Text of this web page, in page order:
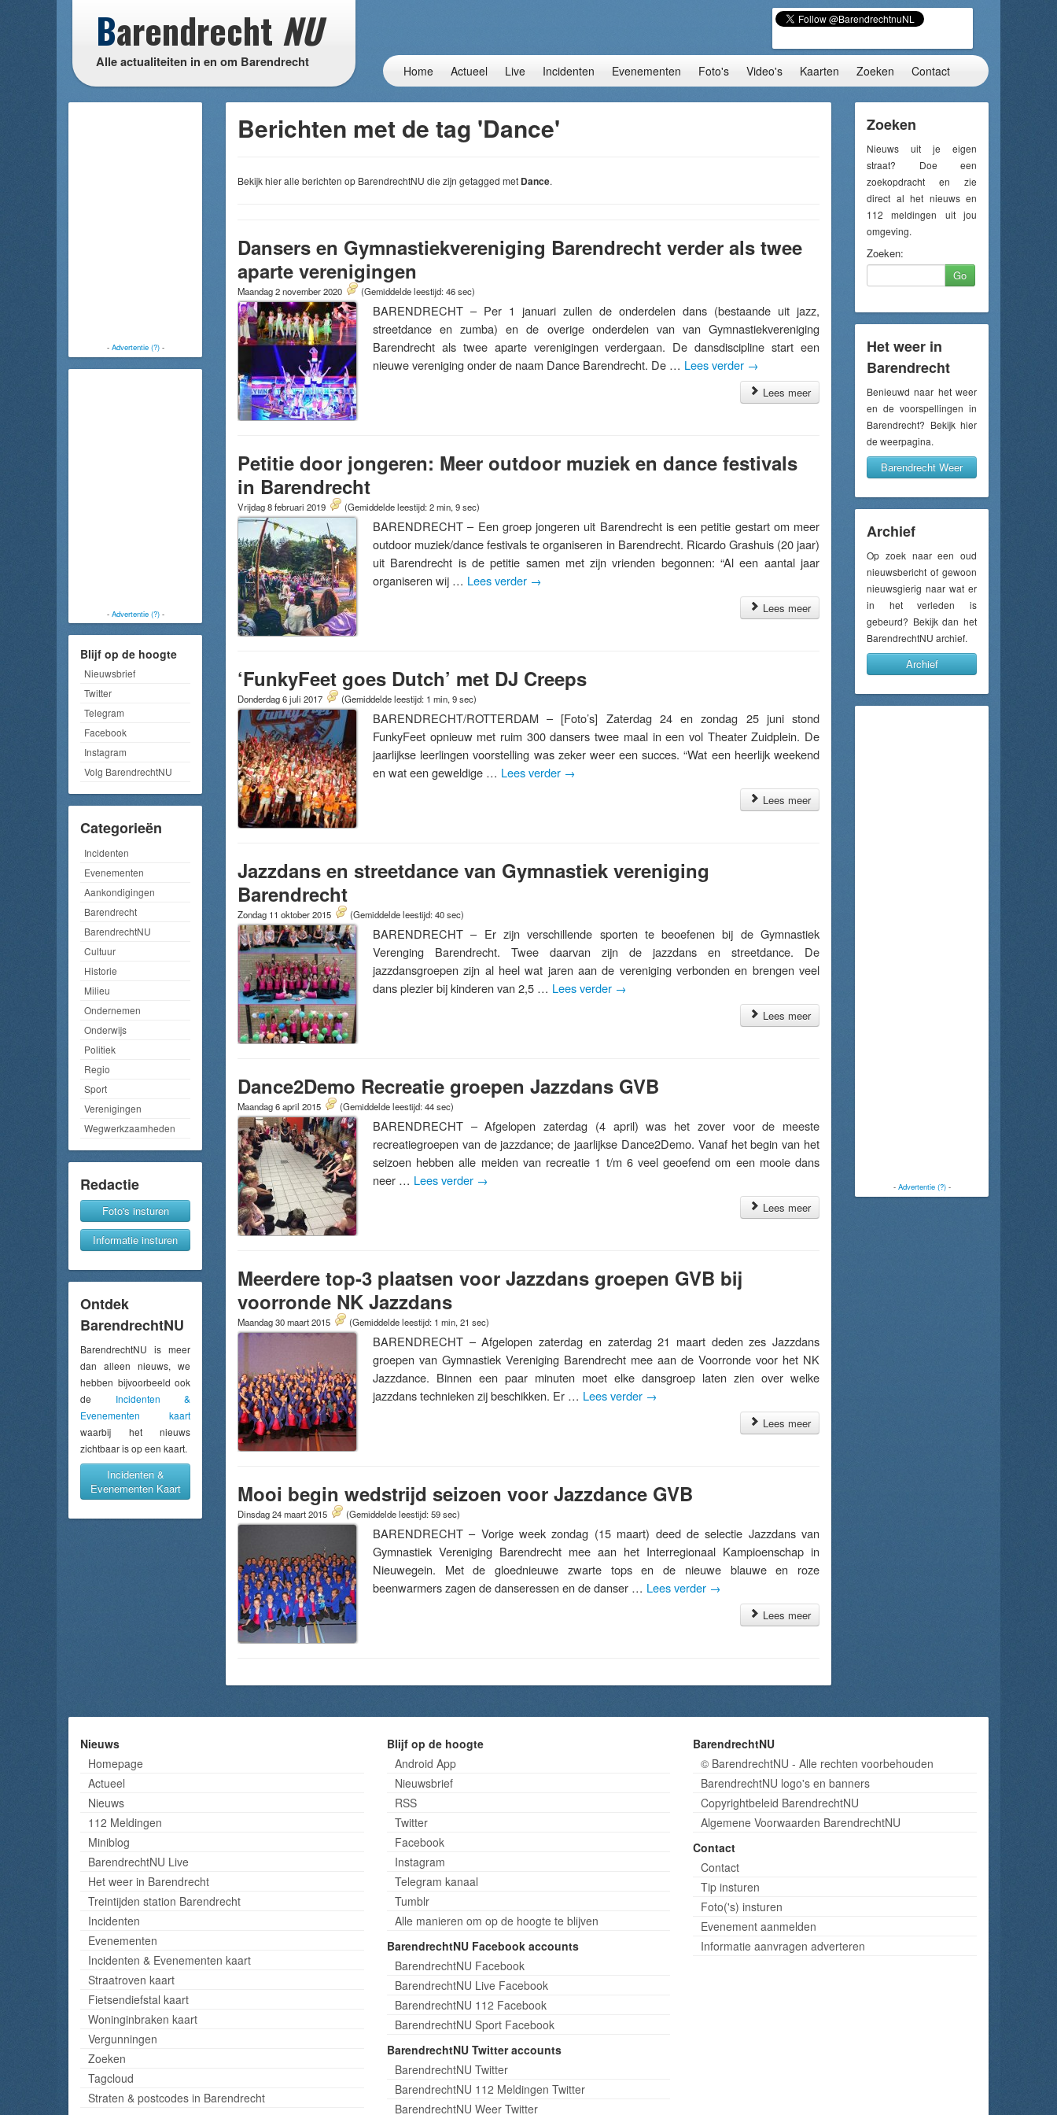
Barendrecht NU
Alle actualiteiten in en om Barendrecht
Home Actueel Live Incidenten Evenementen Foto's Video's Kaarten Zoeken Contact
- Advertentie (?)-
- Advertentie (?)-
Blijf op de hoogte
Nieuwsbrief
Twitter
Telegram
Facebook
Instagram
Volg BarendrechtNU
Categorieën
Incidenten
Evenementen
Aankondigingen
Barendrecht
BarendrechtNU
Cultuur
Historie
Milieu
Ondernemen
Onderwijs
Politiek
Regio
Sport
Verenigingen
Wegwerkzaamheden
Redactie
Foto's insturen
Informatie insturen
Ontdek
BarendrechtNU
BarendrechtNU is meer
dan alleen nieuws, we
hebben bijvoorbeeld ook
de Incidenten &
Evenementen kaart
waarbij het nieuws
zichtbaar is op een kaart.
Incidenten &
Evenementen Kaart
Berichten met de tag 'Dance'
Bekijk hier alle berichten op BarendrechtNU die zijn getagged met Dance.
Dansers en Gymnastiekvereniging Barendrecht verder als twee
aparte verenigingen
Maandag 2 november 2020 (Gemiddelde leestijd: 46 sec)
BARENDRECHT – Per 1 januari zullen de onderdelen dans (bestaande uit jazz,
streetdance en zumba) en de overige onderdelen van van Gymnastiekvereniging
Barendrecht als twee aparte verenigingen verdergaan. De dansdiscipline start een
nieuwe vereniging onder de naam Dance Barendrecht. De … Lees verder →
Lees meer
Petitie door jongeren: Meer outdoor muziek en dance festivals
in Barendrecht
Vrijdag 8 februari 2019 (Gemiddelde leestijd: 2 min, 9 sec)
BARENDRECHT – Een groep jongeren uit Barendrecht is een petitie gestart om meer
outdoor muziek/dance festivals te organiseren in Barendrecht. Ricardo Grashuis (20 jaar)
uit Barendrecht is de petitie samen met zijn vrienden begonnen: “Al een aantal jaar
organiseren wij … Lees verder →
Lees meer
‘FunkyFeet goes Dutch’ met DJ Creeps
Donderdag 6 juli 2017 (Gemiddelde leestijd: 1 min, 9 sec)
BARENDRECHT/ROTTERDAM – [Foto’s] Zaterdag 24 en zondag 25 juni stond
FunkyFeet opnieuw met ruim 300 dansers twee maal in een vol Theater Zuidplein. De
jaarlijkse leerlingen voorstelling was zeker weer een succes. “Wat een heerlijk weekend
en wat een geweldige … Lees verder →
Lees meer
Jazzdans en streetdance van Gymnastiek vereniging
Barendrecht
Zondag 11 oktober 2015 (Gemiddelde leestijd: 40 sec)
BARENDRECHT – Er zijn verschillende sporten te beoefenen bij de Gymnastiek
Verenging Barendrecht. Twee daarvan zijn de jazzdans en streetdance. De
jazzdansgroepen zijn al heel wat jaren aan de vereniging verbonden en brengen veel
dans plezier bij kinderen van 2,5 … Lees verder →
Lees meer
Dance2Demo Recreatie groepen Jazzdans GVB
Maandag 6 april 2015 (Gemiddelde leestijd: 44 sec)
BARENDRECHT – Afgelopen zaterdag (4 april) was het zover voor de meeste
recreatiegroepen van de jazzdance; de jaarlijkse Dance2Demo. Vanaf het begin van het
seizoen hebben alle meiden van recreatie 1 t/m 6 veel geoefend om een mooie dans
neer … Lees verder →
Lees meer
Meerdere top-3 plaatsen voor Jazzdans groepen GVB bij
voorronde NK Jazzdans
Maandag 30 maart 2015 (Gemiddelde leestijd: 1 min, 21 sec)
BARENDRECHT – Afgelopen zaterdag en zaterdag 21 maart deden zes Jazzdans
groepen van Gymnastiek Vereniging Barendrecht mee aan de Voorronde voor het NK
Jazzdance. Binnen een paar minuten moet elke dansgroep laten zien over welke
jazzdans technieken zij beschikken. Er … Lees verder →
Lees meer
Mooi begin wedstrijd seizoen voor Jazzdance GVB
Dinsdag 24 maart 2015 (Gemiddelde leestijd: 59 sec)
BARENDRECHT – Vorige week zondag (15 maart) deed de selectie Jazzdans van
Gymnastiek Vereniging Barendrecht mee aan het Interregionaal Kampioenschap in
Nieuwegein. Met de gloednieuwe zwarte tops en de nieuwe blauwe en roze
beenwarmers zagen de danseressen en de danser … Lees verder →
Lees meer
Zoeken
Nieuws uit je eigen
straat? Doe een
zoekopdracht en zie
direct al het nieuws en
112 meldingen uit jou
omgeving.
Zoeken:
Go
Het weer in
Barendrecht
Benieuwd naar het weer
en de voorspellingen in
Barendrecht? Bekijk hier
de weerpagina.
Barendrecht Weer
Archief
Op zoek naar een oud
nieuwsbericht of gewoon
nieuwsgierig naar wat er
in het verleden is
gebeurd? Bekijk dan het
BarendrechtNU archief.
Archief
- Advertentie (?)-
Nieuws
Homepage
Actueel
Nieuws
112 Meldingen
Miniblog
BarendrechtNU Live
Het weer in Barendrecht
Treintijden station Barendrecht
Incidenten
Evenementen
Incidenten & Evenementen kaart
Straatroven kaart
Fietsendiefstal kaart
Woninginbraken kaart
Vergunningen
Zoeken
Tagcloud
Straten & postcodes in Barendrecht
Blijf op de hoogte
Android App
Nieuwsbrief
RSS
Twitter
Facebook
Instagram
Telegram kanaal
Tumblr
Alle manieren om op de hoogte te blijven
BarendrechtNU Facebook accounts
BarendrechtNU Facebook
BarendrechtNU Live Facebook
BarendrechtNU 112 Facebook
BarendrechtNU Sport Facebook
BarendrechtNU Twitter accounts
BarendrechtNU Twitter
BarendrechtNU 112 Meldingen Twitter
BarendrechtNU Weer Twitter
BarendrechtNU
© BarendrechtNU - Alle rechten voorbehouden
BarendrechtNU logo's en banners
Copyrightbeleid BarendrechtNU
Algemene Voorwaarden BarendrechtNU
Contact
Contact
Tip insturen
Foto('s) insturen
Evenement aanmelden
Informatie aanvragen adverteren